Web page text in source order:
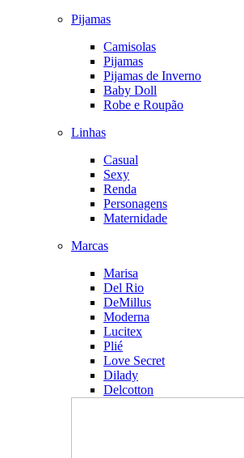
Pijamas
Camisolas
Pijamas
Pijamas de Inverno
Baby Doll
Robe e Roupão
Linhas
Casual
Sexy
Renda
Personagens
Maternidade
Marcas
Marisa
Del Rio
DeMillus
Moderna
Lucitex
Plié
Love Secret
Dilady
Delcotton